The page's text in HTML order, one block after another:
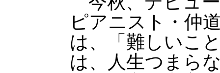
ピアニスト・仲
は、「難しいこ
は、人生つまら